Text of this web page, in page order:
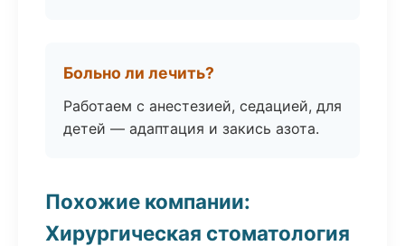
Больно ли лечить?
Работаем с анестезией, седацией, для
детей — адаптация и закись азота.
Похожие компании:
Хирургическая стоматология